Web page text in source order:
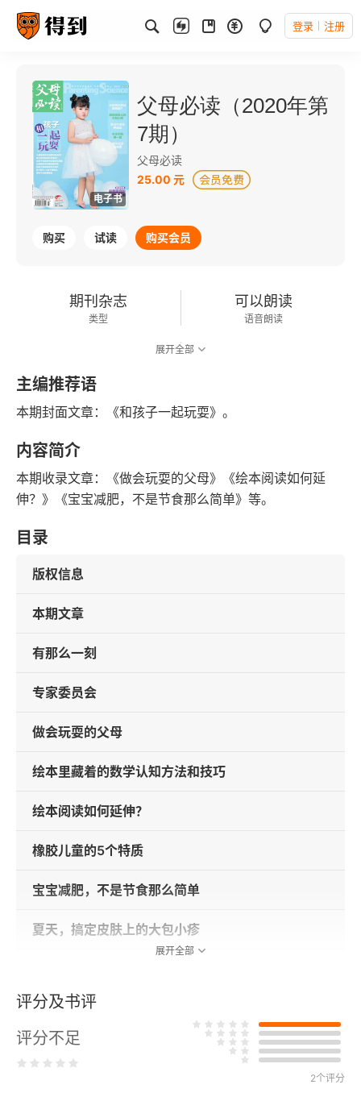
登录 注册
电子书
父母必读（2020年第
7期）
父母必读
25.00 元
购买 试读 购买会员
期刊杂志
类型
可以朗读
语音朗读
展开全部
主编推荐语
本期封面文章：《和孩子一起玩耍》。
内容简介
本期收录文章：《做会玩耍的父母》《绘本阅读如何延
伸？》《宝宝减肥，不是节食那么简单》等。
目录
版权信息
本期文章
有那么一刻
专家委员会
做会玩耍的父母
绘本里藏着的数学认知方法和技巧
绘本阅读如何延伸？
橡胶儿童的5个特质
宝宝减肥，不是节食那么简单
夏天，搞定皮肤上的大包小疹
清热利湿马齿苋
小心隐蔽的尿路感染
展开全部
评分及书评
评分不足
2个评分